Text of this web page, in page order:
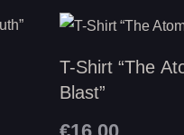
T-Shirt “The
Blast”